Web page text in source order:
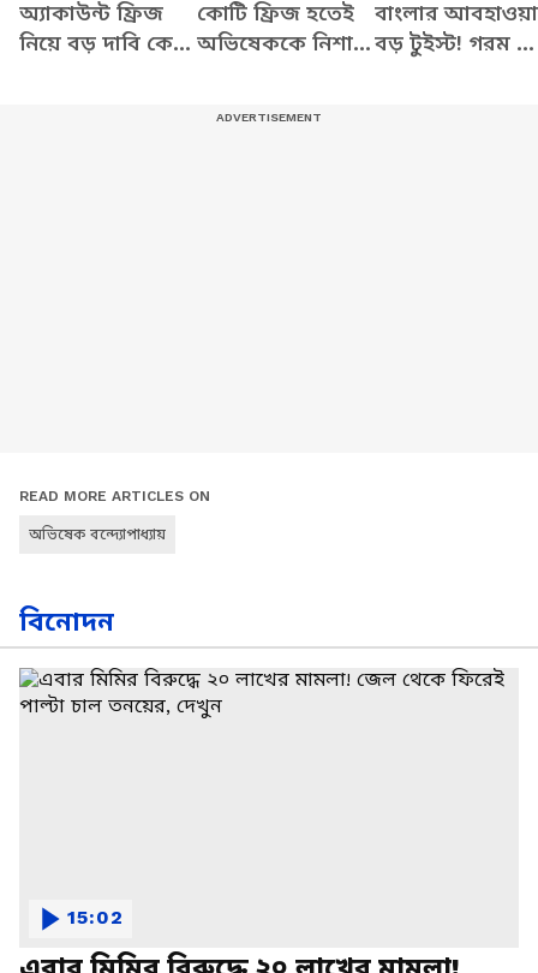
অ্যাকাউন্ট ফ্রিজ
নিয়ে বড় দাবি কেয়া
কোটি ফ্রিজ হতেই
অভিষেককে নিশানা
বাংলার
বড় টুইস্ট! গরম না
READ MORE ARTICLES ON
অভিষেক বন্দ্যোপাধ্যায়
বিনোদন
15:02